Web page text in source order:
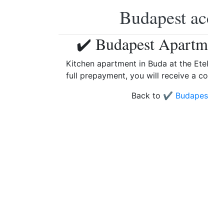
Budapest
✔️ Budapest
Kitchen apartment in Buda at the
full prepayment, you will receive a
Back to ✔️